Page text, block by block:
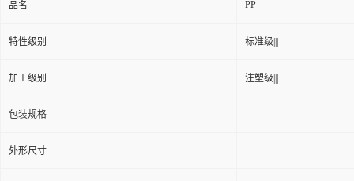
品名 PP
特性级别 标准级|||
加工级别 注塑级|||
包装规格
外形尺寸